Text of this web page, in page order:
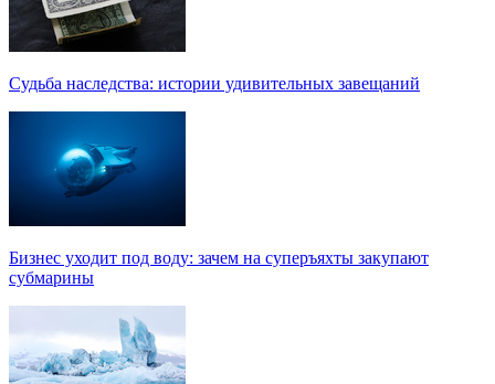
Судьба наследства: истории удивительных завещаний
Бизнес уходит под воду: зачем на суперъяхты закупают
субмарины